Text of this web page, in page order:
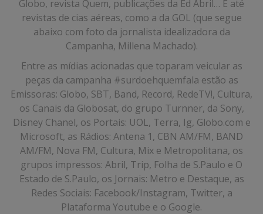
Globo, revista Quem, publicações da Ed Abril… E até
revistas de cias aéreas, como a da GOL (que segue
abaixo com foto da jornalista idealizadora da
Campanha, Millena Machado).
Entre as mídias acionadas que toparam veicular as
peças da campanha #surdoehquemfala estão as
Emissoras: Globo, SBT, Band, Record, RedeTV!, Cultura,
os Canais da Globosat, do grupo Turnner, da Sony,
Disney Chanel, os Portais: UOL, Terra, Ig, Globo.com e
Microsoft, as Rádios: Antena 1, CBN AM/FM, BAND
AM/FM, Nova FM, Cultura, Mix e Metropolitana, os
grupos impressos: Abril, Trip, Folha de S.Paulo e O
Estado de S.Paulo, os Jornais: Metro e Destaque, as
Redes Sociais: Facebook/Instagram, Twitter, a
Plataforma Youtube e o Google.